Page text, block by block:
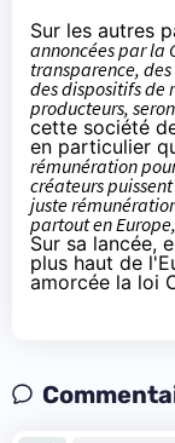
Sur les autres
annoncées par la
transparence,
des dispositifs de
producteurs,
cette société
en particulier
rémunération
créateurs
juste
partout en
Sur sa lancée,
plus haut de
amorcée la loi